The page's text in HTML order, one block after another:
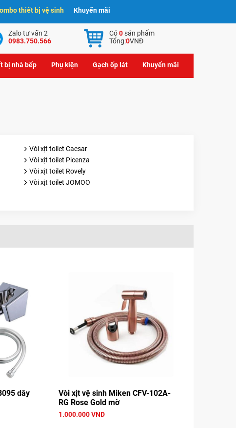
thiết bị vệ sinh Khuyến mãi
Zalo tư vấn 2
0983.750.566
Có0sản phẩm
Tổng:0VNĐ
bị nhà bếp Phụ kiện Gạch ốp lát Khuyến mãi
Vòi xịt toilet Caesar
Vòi xịt toilet Picenza
Vòi xịt toilet Rovely
Vòi xịt toilet JOMOO
dây
Vòi xịt vệ sinh Miken CFV-102A-
RG Rose Gold mờ
1.000.000 VND